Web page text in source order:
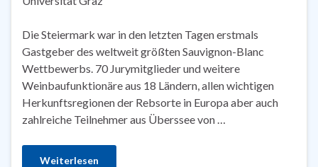
Die Steiermark war in den letzten Tagen erstmals
Gastgeber des weltweit größten Sauvignon-Blanc
Wettbewerbs. 70 Jurymitglieder und weitere
Weinbaufunktionäre aus 18 Ländern, allen wichtigen
Herkunftsregionen der Rebsorte in Europa aber auch
zahlreiche Teilnehmer aus Überssee von …
Weiterlesen